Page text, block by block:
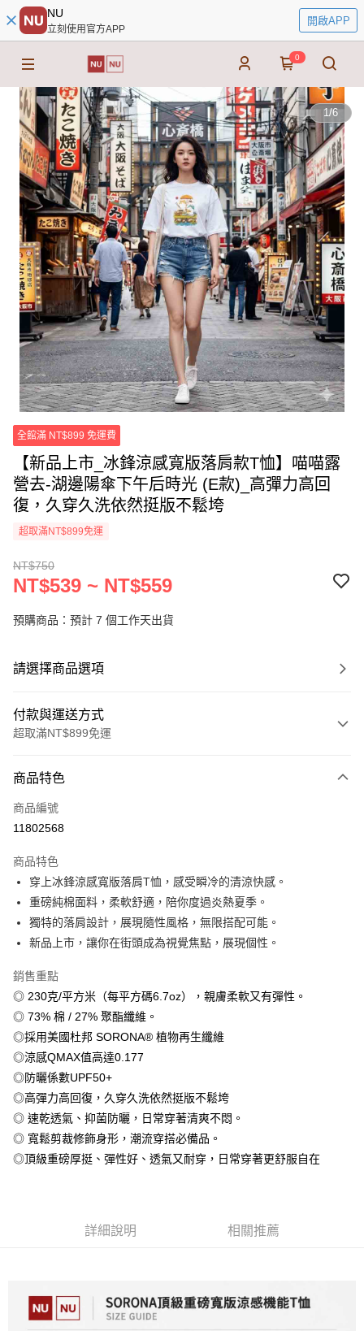
NU
立刻使用官方APP
開啟APP
0
1/6
全館滿 NT$899 免運費
【新品上市_冰鋒涼感寬版落肩款T恤】喵喵露
營去-湖邊陽傘下午后時光 (E款)_高彈力高回
復，久穿久洗依然挺版不鬆垮
超取滿NT$899免運
NT$750
NT$539 ~ NT$559
預購商品：預計 7 個工作天出貨
請選擇商品選項
付款與運送方式
超取滿NT$899免運
信用卡一次付款
信用卡分期付款
合作金庫商業銀行
華南商業銀行
彰化商業銀行
上海商業儲蓄銀行
台北富邦商業銀行
國泰世華商業銀行
兆豐國際商業銀行
臺灣中小企業銀行
台中商業銀行
聯邦商業銀行
元大商業銀行
永豐商業銀行
台新國際商業銀行
台灣樂天信用卡公司
6 期 0 利率 每期
華南商業銀行
彰化商業銀行
上海商業儲蓄銀行
台北富邦商業銀行
國泰世華商業銀行
兆豐國際商業銀行
匯豐（台灣）商業銀行
聯邦商業銀行
遠東國際商業銀行
元大商業銀行
玉山商業銀行
星展（台灣）商業銀行
台灣樂天信用卡公司
12 期 0 利率 每期NT$44
合作金庫商業銀行
第一商業銀行
上海商業儲蓄銀行
台北富邦商業銀行
國泰世華商業銀行
臺灣中小企業銀行
匯豐（台灣）商業銀行
華泰商業銀行
聯邦商業銀行
元大商業銀行
永豐商業銀行
玉山商業銀行
台新國際商業銀行
超商取貨付款
LINE Pay
Apple Pay
街口支付
悠遊付
Google Pay
全盈+PAY
大哥付你分期
相關說明
【繳款方式說明】
1.分期款項不併入電信帳單，「大哥付你分期」於每月結算日後寄送繳費提
AFTEE先享後付是「在收到商品之後才付款」的支付方式。 讓您購物簡單
３．安心：先確認商品／服務後，再付款。
【「AFTEE先享後付」結帳流程】
全家付款取貨
每筆NT$65，滿NT$899(含以上)免運費
商品特色
商品編號
11802568
商品特色
穿上冰鋒涼感寬版落肩T恤，感受瞬冷的清涼快感。
重磅純棉面料，柔軟舒適，陪你度過炎熱夏季。
獨特的落肩設計，展現隨性風格，無限搭配可能。
新品上市，讓你在街頭成為視覺焦點，展現個性。
銷售重點
◎ 230克/平方米（每平方碼6.7oz），親膚柔軟又有彈性。
◎ 73% 棉 / 27% 聚酯纖維。
◎採用美國杜邦 SORONA® 植物再生纖維
◎涼感QMAX值高達0.177
◎防曬係數UPF50+
◎高彈力高回復，久穿久洗依然挺版不鬆垮
◎ 速乾透氣、抑菌防曬，日常穿著清爽不悶。
◎ 寬鬆剪裁修飾身形，潮流穿搭必備品。
◎頂級重磅厚挺、彈性好、透氣又耐穿，日常穿著更舒服自在
詳細說明 相關推薦